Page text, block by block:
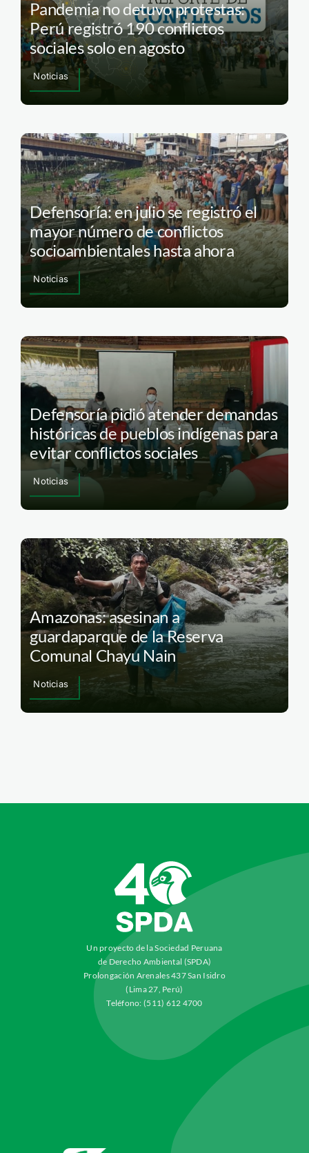
Pandemia no detuvo protestas:
Perú registró 190 conflictos
sociales solo en agosto
Noticias
Defensoría: en julio se registró el
mayor número de conflictos
socioambientales hasta ahora
Noticias
Defensoría pidió atender demandas
históricas de pueblos indígenas para
evitar conflictos sociales
Noticias
Amazonas: asesinan a
guardaparque de la Reserva
Comunal Chayu Nain
Noticias
Un proyecto de la Sociedad Peruana
de Derecho Ambiental (SPDA)
Prolongación Arenales 437 San Isidro
(Lima 27, Perú)
Teléfono: (511) 612 4700